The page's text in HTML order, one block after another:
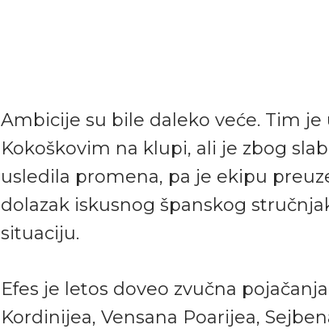
Ambicije su bile daleko veće. Tim je
Kokoškovim na klupi, ali je zbog
usledila promena, pa je ekipu
dolazak iskusnog španskog
situaciju.
Efes je letos doveo zvučna
Kordinijea, Vensana Poarijea,